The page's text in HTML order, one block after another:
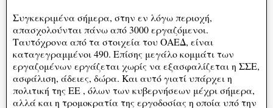
Συγκεκριμένα σήμερα, στην εν λόγω περιοχή,
απασχολούνται πάνω από 3000 εργαζόμενοι.
Ταυτόχρονα από τα στοιχεία του ΟΑΕΔ, είναι
καταγεγραμμένοι 490. Επίσης μεγάλο κομμάτι των
εργαζομένων εργάζεται χωρίς να εξασφαλίζεται η ΣΣΕ,
ασφάλιση, άδειες, δώρα. Και αυτό γιατί υπάρχει η
πολιτική της ΕΕ , όλων των κυβερνήσεων μέχρι σήμερα,
αλλά και η τρομοκρατία της εργοδοσίας η οποία υπό την